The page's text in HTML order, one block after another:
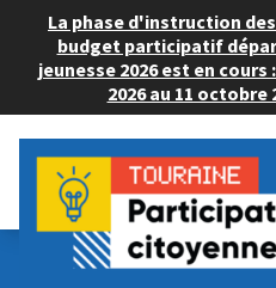
La phase d'instruction
budget participatif
jeunesse 2026 est en cours
2026 au 11 octobre
Budget Participatif JEUNESSE
💡 Consulter les projets